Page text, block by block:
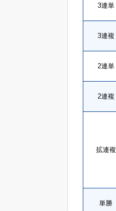
3連単
3連複
2連単
2連複
拡連複
単勝